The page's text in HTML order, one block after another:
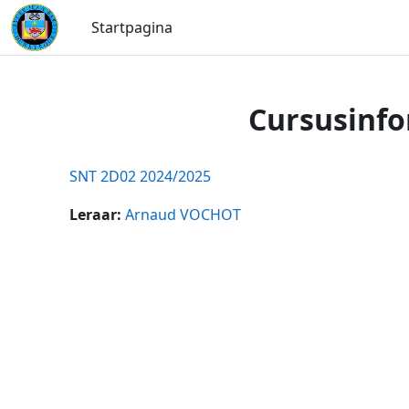
Ga naar hoofdinhoud
Startpagina
SNT 2D02 2024/2025
Leraar: Arnaud VOCHOT